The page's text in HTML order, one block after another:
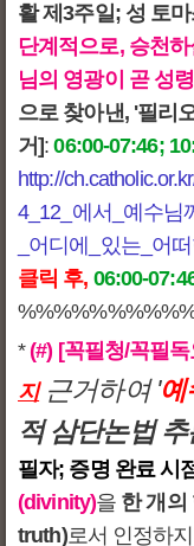
활 제3주일; 성 토
단계적으로, 승천
님의 영광이 곧 성
으로 찾아낸, '필리
거]:06:00-07:46;
http://
4_12_에서_예수님
_어디에_있는_어
클릭 후, 06:00-
*(#) [꼭필청/꼭필
지근거하여 '예
적 삼단논법 추
필자; 증명 완료 시
(divinity)을 한 개의
truth)로서 인정하지